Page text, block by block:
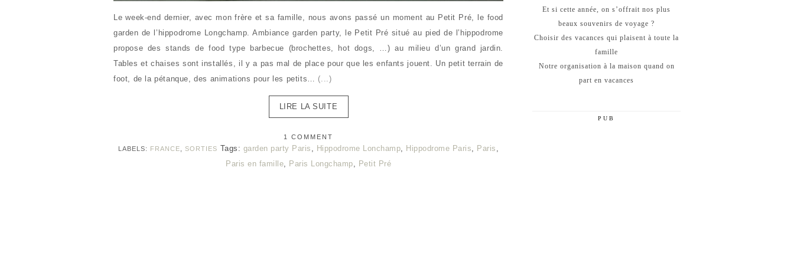
Le week-end dernier, avec mon frère et sa famille, nous avons passé un moment au Petit Pré, le food
garden de l’hippodrome Longchamp. Ambiance garden party, le Petit Pré situé au pied de l’hippodrome
propose des stands de food type barbecue (brochettes, hot dogs, …) au milieu d’un grand jardin.
Tables et chaises sont installés, il y a pas mal de place pour que les enfants jouent. Un petit terrain de
foot, de la pétanque, des animations pour les petits… (...)
LIRE LA SUITE
1 COMMENT
LABELS: FRANCE SORTIES Tags: garden party Paris , Hippodrome Lonchamp, Hippodrome Paris, Paris ,
Paris en famille, Paris Longchamp, Petit Pré
Et si cette année, on s’offrait nos plus
beaux souvenirs de voyage ?
Choisir des vacances qui plaisent à toute la
famille
Notre organisation à la maison quand on
part en vacances
PUB